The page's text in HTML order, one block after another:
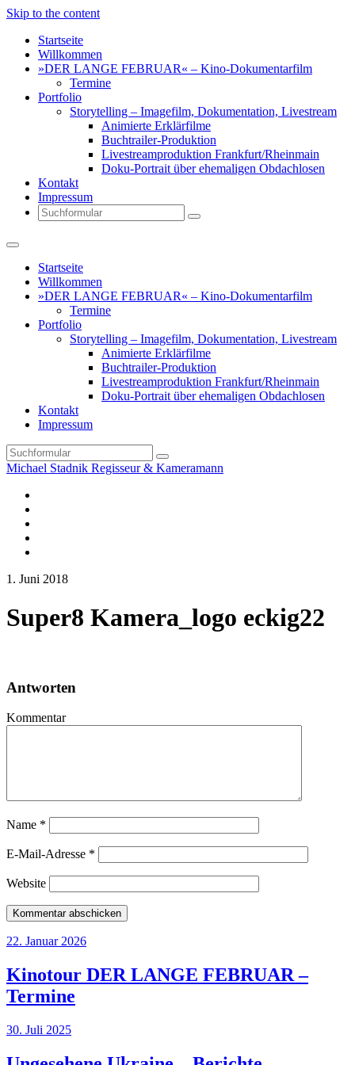
Skip to the content
Startseite
Willkommen
»DER LANGE FEBRUAR« – Kino-Dokumentarfilm
Termine
Portfolio
Storytelling – Imagefilm, Dokumentation, Livestream
Animierte Erklärfilme
Buchtrailer-Produktion
Livestreamproduktion Frankfurt/Rheinmain
Doku-Portrait über ehemaligen Obdachlosen
Kontakt
Impressum
Search
Startseite
Willkommen
»DER LANGE FEBRUAR« – Kino-Dokumentarfilm
Termine
Portfolio
Storytelling – Imagefilm, Dokumentation, Livestream
Animierte Erklärfilme
Buchtrailer-Produktion
Livestreamproduktion Frankfurt/Rheinmain
Doku-Portrait über ehemaligen Obdachlosen
Kontakt
Impressum
Search
Michael Stadnik Regisseur & Kameramann
1. Juni 2018
Super8 Kamera_logo eckig22
Antworten
Kommentar
Name *
E-Mail-Adresse *
Website
22. Januar 2026
Kinotour DER LANGE FEBRUAR –
Termine
30. Juli 2025